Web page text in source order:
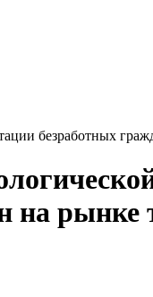
безработных
на рынке